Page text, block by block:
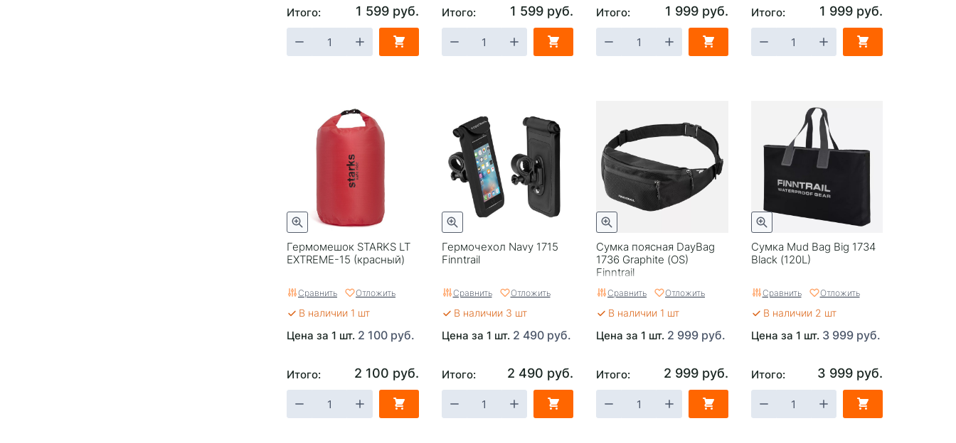
Итого: 1 599 руб. Итого: 1 599 руб. Итого: 1 999 руб. Итого: 1 999 руб.
Гермомешок STARKS LT
EXTREME-15 (красный)
Сравнить Отложить
В наличии 1 шт
Цена за 1 шт. 2 100 руб.
Итого: 2 100 руб.
Гермочехол Navy 1715
Finntrail
Сравнить Отложить
В наличии 3 шт
Цена за 1 шт. 2 490 руб.
Итого: 2 490 руб.
Сумка поясная DayBag
1736 Graphite (OS)
Finntrail
Сравнить Отложить
В наличии 1 шт
Цена за 1 шт. 2 999 руб.
Итого: 2 999 руб.
Сумка Mud Bag Big 1734
Black (120L)
Сравнить Отложить
В наличии 2 шт
Цена за 1 шт. 3 999 руб.
Итого: 3 999 руб.